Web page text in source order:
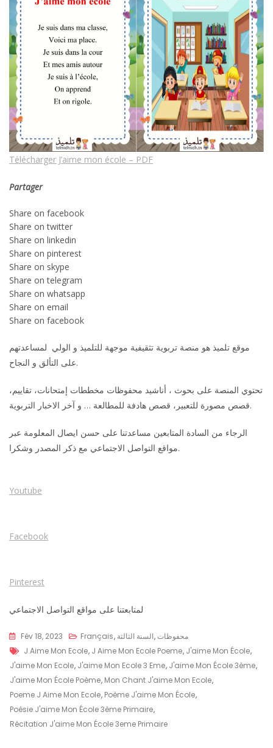
Télécharger J’aime mon école – PDF
Partager
Share on facebook
Share on twitter
Share on linkedin
Share on pinterest
Share on skype
Share on telegram
Share on whatsapp
Share on email
Share on facebook
موقع تلميذ هو منصة تربوية تثقيفية موجهة للتلميذ و الولي لمساعدتهم
على التألق و النجاح.
تحتوي المنصة على بحوث ، أناشيد محفوظات مخططات إمتحانات، تقاييم،
قصص مصورة للتعبير، قصص هادفة للمطالعة … و آخر الاخبار التربوية.
الرجاء من السادة المتابعين مساعدتنا على حسن ايصال المعلومة عبر
مواقع التواصل الاجتماعي مع ذكر المصدر وشكرا.
Youtube
Facebook
Pinterest
لمتابعتنا على مواقع التواصل الاجتماعي
Fév 18, 2023 Français, السنة الثالثة,محفوظات
J Aime Mon Ecole, J Aime Mon Ecole Poeme, J'aime Mon École,
J'aime Mon Ecole, J'aime Mon Ecole 3 Eme, J'aime Mon École 3ème,
J'aime Mon École Poème, Mon Chant J'aime Mon Ecole,
Poeme J Aime Mon Ecole, Poème J'aime Mon École,
Poésie J'aime Mon École 3ème Primaire,
Récitation J'aime Mon École 3eme Primaire